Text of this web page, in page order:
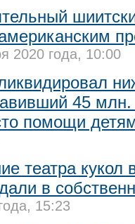
2020 года, 10:00
45
помощи
театра кукол
в
15:23